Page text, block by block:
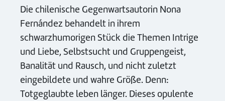
Die chilenische Gegenwartsautorin Nona
Fernández behandelt in ihrem
schwarzhumorigen Stück die Themen Intrige
und Liebe, Selbstsucht und Gruppengeist,
Banalität und Rausch, und nicht zuletzt
eingebildete und wahre Größe. Denn:
Totgeglaubte leben länger. Dieses opulente